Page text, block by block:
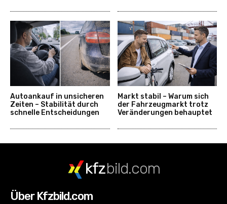
Autoankauf in unsicheren
Zeiten – Stabilität durch
schnelle Entscheidungen
Markt stabil – Warum sich
der Fahrzeugmarkt trotz
Veränderungen behauptet
kfzbild.com
Über Kfzbild.com